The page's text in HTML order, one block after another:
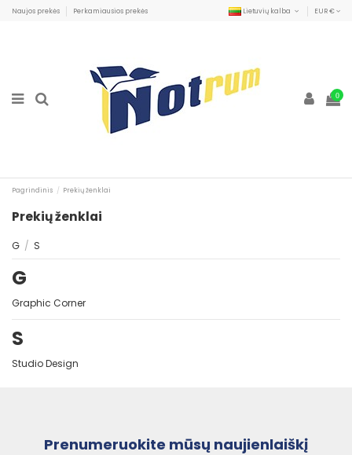
Naujos prekės Perkamiausios prekės Lietuvių kalba EUR €
0
Pagrindinis Prekių ženklai
Prekių ženklai
G / S
G
Graphic Corner
S
Studio Design
Prenumeruokite mūsų naujienlaiškį